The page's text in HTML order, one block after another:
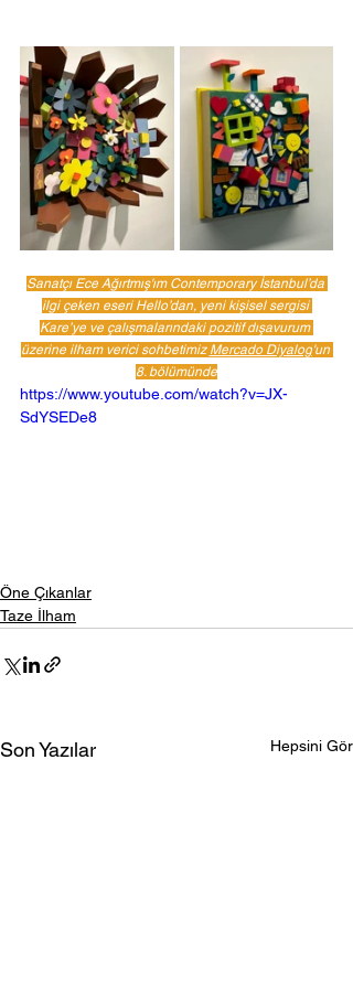
Sanatçı Ece Ağırtmış'ım Contemporary İstanbul’da
ilgi çeken eseri Hello’dan, yeni kişisel sergisi
Kare’ye ve çalışmalarındaki pozitif dışavurum
üzerine ilham verici sohbetimiz Mercado Diyalog'un
8. bölümünde
https://www.youtube.com/watch?v=JX-
SdYSEDe8
Öne Çıkanlar
Taze İlham
Son Yazılar Hepsini Gör